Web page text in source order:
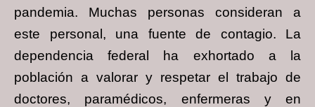
pandemia. Muchas personas consideran a
este personal, una fuente de contagio. La
dependencia federal ha exhortado a la
población a valorar y respetar el trabajo de
doctores, paramédicos, enfermeras y en